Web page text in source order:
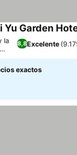
Yu Garden
8,8Excelente
la
exactos